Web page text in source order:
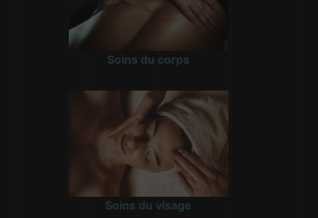
Soins du corps
Soins du visage